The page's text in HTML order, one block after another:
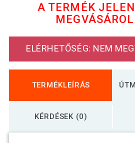
A TERMÉK
ELÉRHETŐSÉG: NEM
TERMÉKLEÍRÁS
KÉRDÉSEK (0)